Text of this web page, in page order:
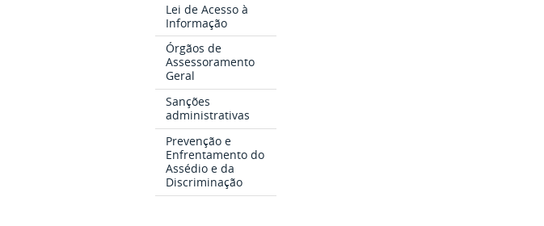
Lei de Acesso à
Informação
Órgãos de
Assessoramento
Geral
Sanções
administrativas
Prevenção e
Enfrentamento do
Assédio e da
Discriminação